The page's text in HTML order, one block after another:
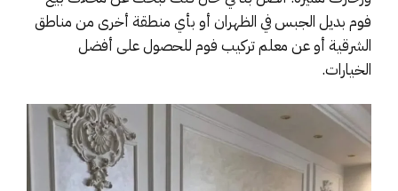
فوم بديل الجبس في الظهران أو بأي منطقة أخرى من مناطق
الشرقية أو عن معلم تركيب فوم للحصول على أفضل
الخيارات.